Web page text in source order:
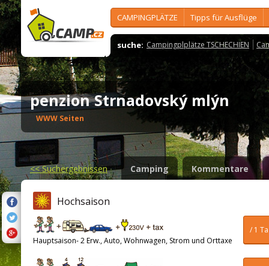
CAMPINGPLÄTZE Tipps für Ausflüge
suche: Campingplplätze TSCHECHIEN
penzion Strnadovský mlýn
WWW Seiten
<<Suchergebnissen Camping Kommentare
Hochsaison
/ 1
Hauptsaison- 2 Erw., Auto, Wohnwagen, Strom und Orttaxe